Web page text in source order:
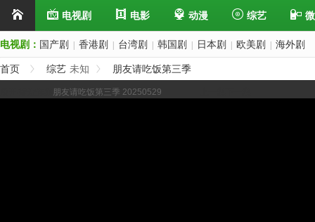
电视剧 电影 动漫 综艺
电视剧： 国产剧 香港剧 台湾剧 韩国剧 日本剧 欧美剧 海外剧
首页 综艺 未知 朋友请吃饭第三季
朋友请吃饭第三季 20250529